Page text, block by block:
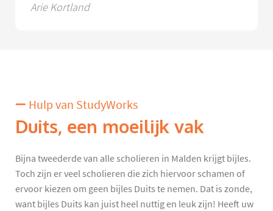
Arie Kortland
Hulp van StudyWorks
Duits, een moeilijk vak
Bijna tweederde van alle scholieren in Malden krijgt bijles.
Toch zijn er veel scholieren die zich hiervoor schamen of
ervoor kiezen om geen bijles Duits te nemen. Dat is zonde,
want bijles Duits kan juist heel nuttig en leuk zijn! Heeft uw